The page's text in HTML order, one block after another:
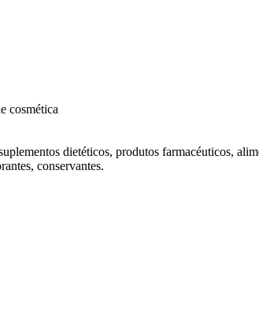
cosmética
dietéticos, produtos farmacéuticos,
conservantes.